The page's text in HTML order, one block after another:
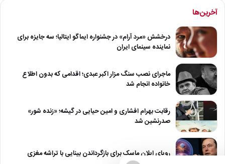
آخرین‌ها
درخشش «مرد آرام» در جشنواره ایماگو ایتالیا؛ سه جایزه برای
نماینده سینمای ایران
ماجرای نصب سنگ مزار اکبر عبدی؛ اقدامی که بدون اطلاع
خانواده انجام شد
رقابت بهرام افشاری و امین حیایی در گیشه؛ «زنده شور»
صدرنشین شد
رویای ایلان ماسک برای بازگرداندن بینایی با تراشه مغزی